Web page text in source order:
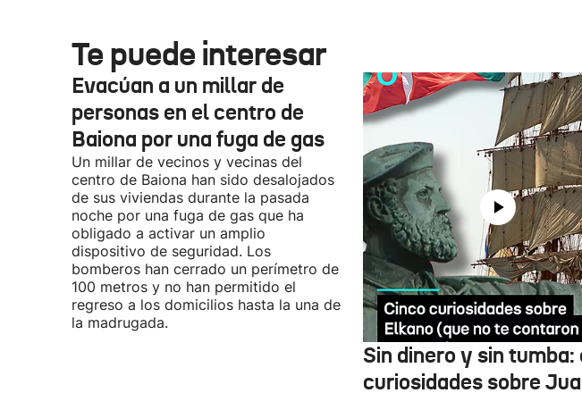
Te puede interesar
Evacúan a un millar de
personas en el centro de
Baiona por una fuga de gas
Un millar de vecinos y vecinas del
centro de Baiona han sido desalojados
de sus viviendas durante la pasada
noche por una fuga de gas que ha
obligado a activar un amplio
dispositivo de seguridad. Los
bomberos han cerrado un perímetro de
100 metros y no han permitido el
regreso a los domicilios hasta la una de
la madrugada.
Sin dinero y sin tumba:
curiosidades sobre